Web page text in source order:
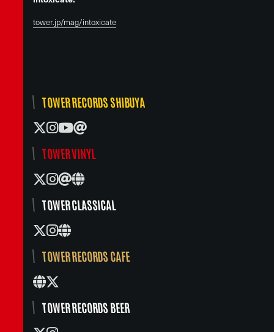
tower.jp/mag/intoxicate
TOWER RECORDS SHIBUYA
TOWER VINYL
TOWER CLASSICAL
TOWER RECORDS CAFE
TOWER RECORDS BEER